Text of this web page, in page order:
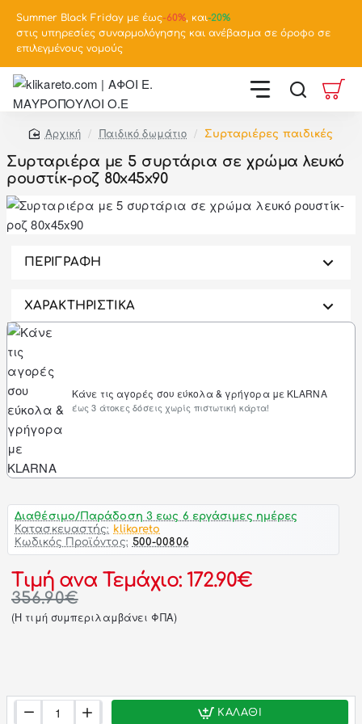
Summer Black Friday με έως-60%, και-20%
στις υπηρεσίες συναρμολόγησης και ανέβασμα σε όροφο σε
επιλεγμένους νομούς
home
Παιδικό δωμάτιο Συρταριέρες παιδικές
Συρταριέρα με 5 συρτάρια σε χρώμα λευκό
ρουστίκ-ροζ 80x45x90
ΠΕΡΙΓΡΑΦΗ
ΧΑΡΑΚΤΗΡΙΣΤΙΚΑ
Κάνε τις αγορές σου εύκολα & γρήγορα με KLARNA
έως 3 άτοκες δόσεις χωρίς πιστωτική κάρτα!
Διαθέσιμο/Παράδοση 3 εως 6 εργάσιμες ημέρες
Κατασκευαστής: klikareto
Κωδικός Προϊόντος: 500-00806
Τιμή ανα Τεμάχιο: 172.90€
356.90€
(H τιμή συμπεριλαμβάνει ΦΠΑ)
ΚΑΛΆΘΙ